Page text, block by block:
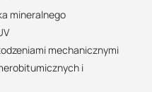
mineralnego
mechanicznymi
i